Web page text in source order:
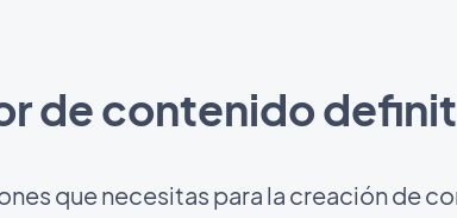
de contenido
que necesitas para la creación de